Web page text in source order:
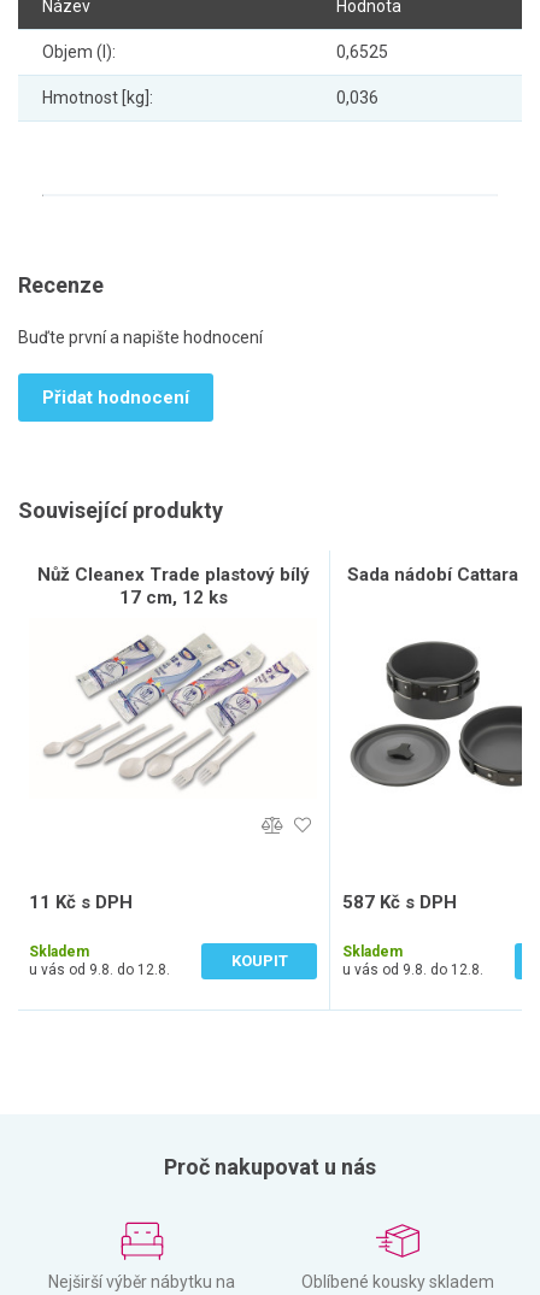
Název Hodnota
Objem (l): 0,6525
Hmotnost [kg]: 0,036
Recenze
Buďte první a napište hodnocení
Přidat hodnocení
Související produkty
Nůž Cleanex Trade plastový bílý
17 cm, 12 ks
11 Kč s DPH
Skladem
u vás od 9.8. do 12.8.
KOUPIT
Sada nádobí Cattara
587 Kč s DPH
Skladem
u vás od 9.8. do 12.8.
Proč nakupovat u nás
Nejširší výběr nábytku na
Oblíbené kousky skladem